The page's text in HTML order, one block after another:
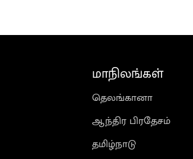
மாநிலங்கள்
தெலங்கானா
ஆந்திர பிரதேசம்
தமிழ்நாடு